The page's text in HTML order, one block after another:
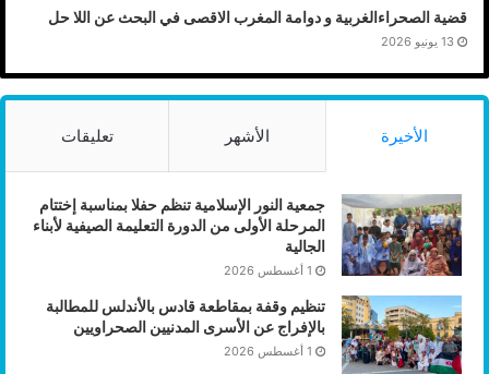
قضية الصحراءالغربية و دوامة المغرب الاقصى في البحث عن اللا حل
13 يونيو 2026
الأخيرة الأشهر تعليقات
جمعية النور الإسلامية تنظم حفلا بمناسبة إختتام
المرحلة الأولى من الدورة التعليمة الصيفية لأبناء
الجالية
1 أغسطس 2026
تنظيم وقفة بمقاطعة قادس بالأندلس للمطالبة
بالإفراج عن الأسرى المدنيين الصحراويين
1 أغسطس 2026